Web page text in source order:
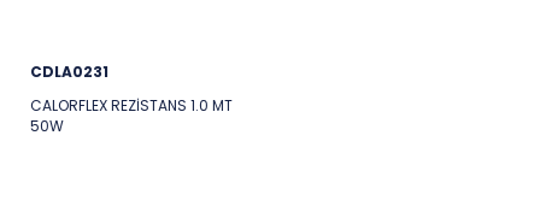
CDLA0231
CALORFLEX REZİSTANS 1.0 MT
50W